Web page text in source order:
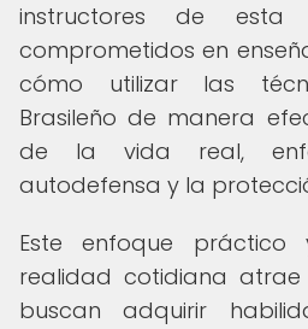
instructores de esta
comprometidos en
cómo utilizar las
Brasileño de manera
de la vida real,
autodefensa y la
Este enfoque
realidad cotidiana
buscan adquirir